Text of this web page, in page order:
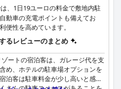
、1日19ユーロの料金で敷地内駐
動車の充電ポイントも備えてお
便性を高めています。
るレビューのまとめ
ートの宿泊客は、ガレージ代を支
め、ホテルの駐車場オプションを
泊客は駐車料金が少し高いと感じ